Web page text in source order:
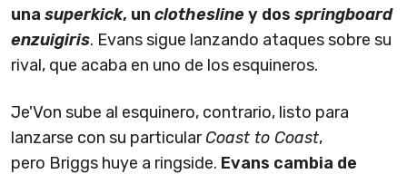
una superkick, un clothesline y dos springboard
enzuigiris. Evans sigue lanzando ataques sobre su
rival, que acaba en uno de los esquineros.
Je'Von sube al esquinero, contrario, listo para
lanzarse con su particularCoast to Coast,
pero Briggs huye a ringside. Evans cambia de